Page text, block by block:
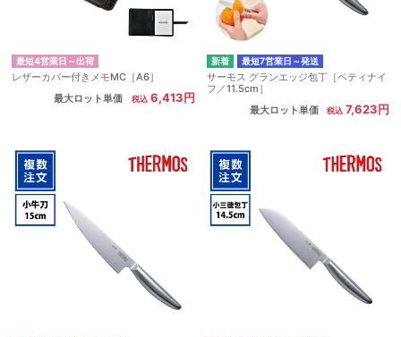
最短4営業日～出荷
レザーカバー付きメモMC［A6］
最大ロット単価
6,413円
最短7営業日～発送
サーモス グランエッジ包丁［ペティナイ
フ／11.5cm］
最大ロット単価
7,623円